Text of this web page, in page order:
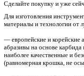
Сделайте покупку и уже
Для изготовления
материалы и технологии от
— европейские и
абразивы на основе
наиболее качественные и
(равномерная крошка, не